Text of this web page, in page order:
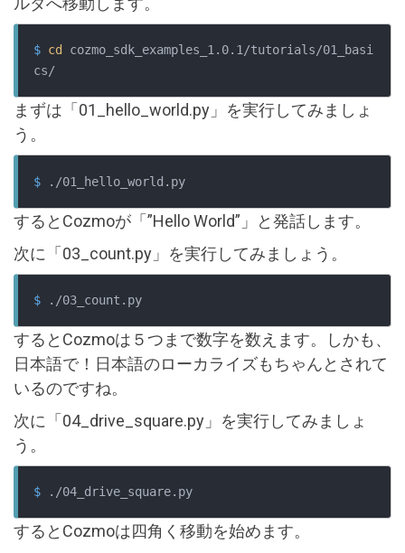
$ cd
cozmo_sdk_examples_1.0.1/tutorials/01_basi
cs/
まずは「01_hello_world.py」を実行してみましょ
う。
$ ./01_hello_world.py
するとCozmoが「”Hello World”」と発話します。
次に「03_count.py」を実行してみましょう。
$ ./03_count.py
するとCozmoは５つまで数字を数えます。しかも、
日本語で！日本語のローカライズもちゃんとされて
いるのですね。
次に「04_drive_square.py」を実行してみましょ
う。
$ ./04_drive_square.py
するとCozmoは四角く移動を始めます。